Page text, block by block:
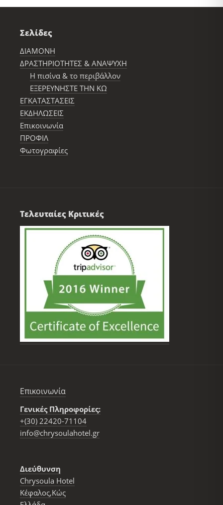
Σελίδες
ΔΙΑΜΟΝΗ
ΔΡΑΣΤΗΡΙΟΤΗΤΕΣ & ΑΝΑΨΥΧΗ
Η πισίνα & το περιβάλλον
ΕΞΕΡΕΥΝΗΣΤΕ ΤΗΝ ΚΩ
ΕΓΚΑΤΑΣΤΑΣΕΙΣ
ΕΚΔΗΛΩΣΕΙΣ
Επικοινωνία
ΠΡΟΦΙΛ
Φωτογραφίες
Τελευταίες Κριτικές
Επικοινωνία
Γενικές Πληροφορίες:
+(30) 22420-71104
info@chrysoulahotel.gr
Διεύθυνση
Chrysoula Hotel
Κέφαλος,Κώς